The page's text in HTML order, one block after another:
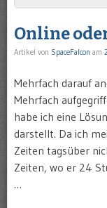
Online
Artikel von SpaceFalcon am
Mehrfach darauf
Mehrfach
habe ich eine
darstellt. Da ich
Zeiten tagsüber
Zeiten, wo er 24
…